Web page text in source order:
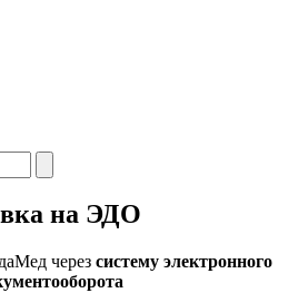
на ЭДО
через систему электронного